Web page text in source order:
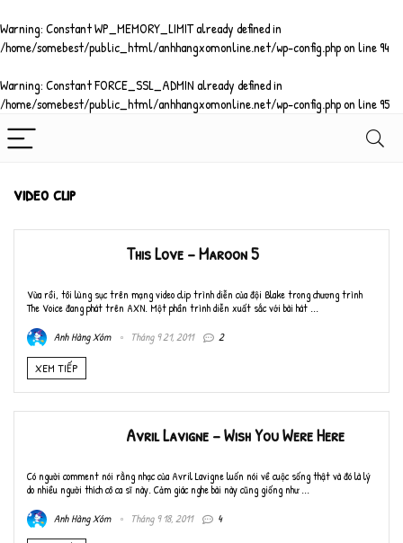
Warning: Constant WP_MEMORY_LIMIT already defined in
/home/somebest/public_html/anhhangxomonline.net/wp-config.phpon line94
Warning: Constant FORCE_SSL_ADMIN already defined in
/home/somebest/public_html/anhhangxomonline.net/wp-config.phpon line95
video clip
This Love – Maroon 5
Vừa rồi, tôi lùng sục trên mạng video clip trình diễn của đội Blake trong chương trình
The Voice đang phát trên AXN. Một phần trình diễn xuất sắc với bài hát ...
Anh Hàng Xóm
Tháng 9 21, 2011 2
XEM TIẾP
Avril Lavigne – Wish You Were Here
Có người comment nói rằng nhạc của Avril Lavigne luốn nói về cuộc sống thật và đó là lý
do nhiều người thích cô ca sĩ này. Cảm giác nghe bài này cũng giống như ...
Anh Hàng Xóm
Tháng 9 18, 2011 4